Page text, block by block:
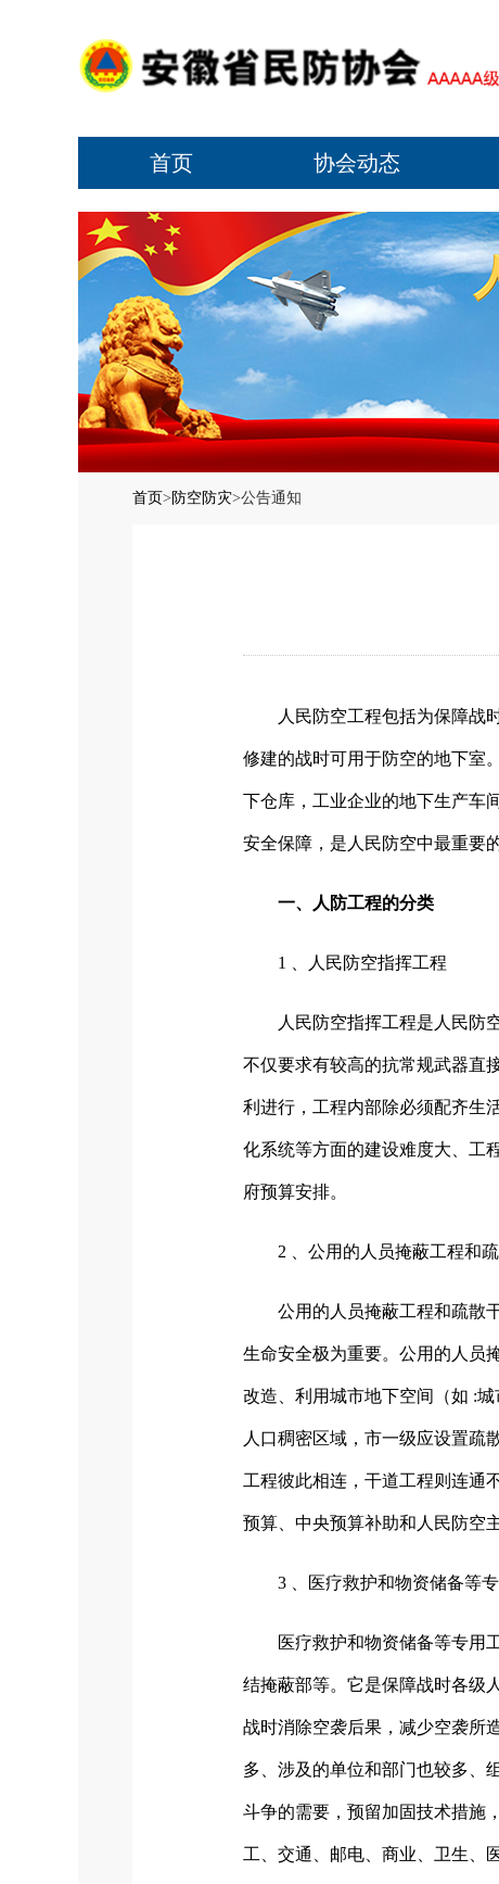
首页 协会动态
首页> 防空防灾>公告通知
人民防空工程包括为保障战
修建的战时可用于防空的地下室
下仓库，工业企业的地下生产车
安全保障，是人民防空中最重要
一、人防工程的分类
1 、人民防空指挥工程
人民防空指挥工程是人民防
不仅要求有较高的抗常规武器直
利进行，工程内部除必须配齐生
化系统等方面的建设难度大、工
府预算安排。
2 、公用的人员掩蔽工程和
公用的人员掩蔽工程和疏散
生命安全极为重要。公用的人员
改造、利用城市地下空间（如 :
人口稠密区域，市一级应设置疏
工程彼此相连，干道工程则连通
预算、中央预算补助和人民防空
3 、医疗救护和物资储备等
医疗救护和物资储备等专用
结掩蔽部等。它是保障战时各级
战时消除空袭后果，减少空袭所
多、涉及的单位和部门也较多、
斗争的需要，预留加固技术措施
工、交通、邮电、商业、卫生、